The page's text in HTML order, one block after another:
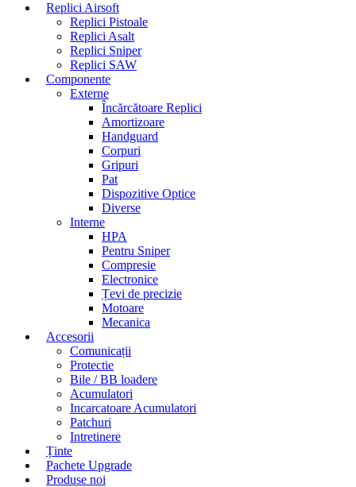
Replici Airsoft
Replici Pistoale
Replici Asalt
Replici Sniper
Replici SAW
Componente
Externe
Încărcătoare Replici
Amortizoare
Handguard
Corpuri
Gripuri
Pat
Dispozitive Optice
Diverse
Interne
HPA
Pentru Sniper
Compresie
Electronice
Țevi de precizie
Motoare
Mecanica
Accesorii
Comunicații
Protectie
Bile / BB loadere
Acumulatori
Incarcatoare Acumulatori
Patchuri
Intretinere
Ținte
Pachete Upgrade
Produse noi